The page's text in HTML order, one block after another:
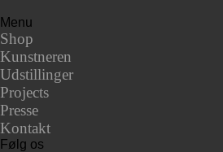
Menu
Shop
Kunstneren
Udstillinger
Projects
Presse
Kontakt
Følg os